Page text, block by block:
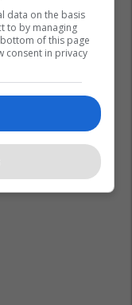
data on the basis
to by managing
of this page
consent in privacy